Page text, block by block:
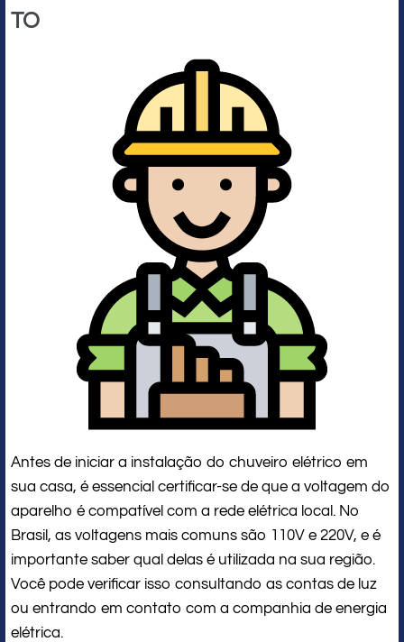
TO
Antes de iniciar a instalação do chuveiro elétrico em
sua casa, é essencial certificar-se de que a voltagem do
aparelho é compatível com a rede elétrica local. No
Brasil, as voltagens mais comuns são 110V e 220V, e é
importante saber qual delas é utilizada na sua região.
Você pode verificar isso consultando as contas de luz
ou entrando em contato com a companhia de energia
elétrica.